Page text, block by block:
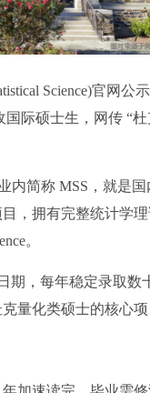
Science)官网
际硕士生，网传 “
内简称 MSS，就是
，拥有完整统计学
。
，每年稳定录取数
量化类硕士的核心项